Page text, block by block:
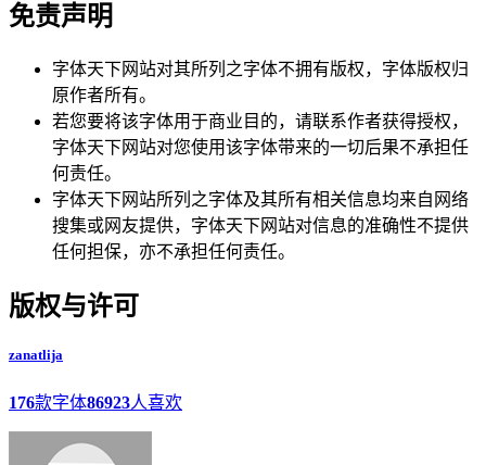
免责声明
字体天下网站对其所列之字体不拥有版权，字体版权归
原作者所有。
若您要将该字体用于商业目的，请联系作者获得授权，
字体天下网站对您使用该字体带来的一切后果不承担任
何责任。
字体天下网站所列之字体及其所有相关信息均来自网络
搜集或网友提供，字体天下网站对信息的准确性不提供
任何担保，亦不承担任何责任。
版权与许可
zanatlija
176款字体86923人喜欢